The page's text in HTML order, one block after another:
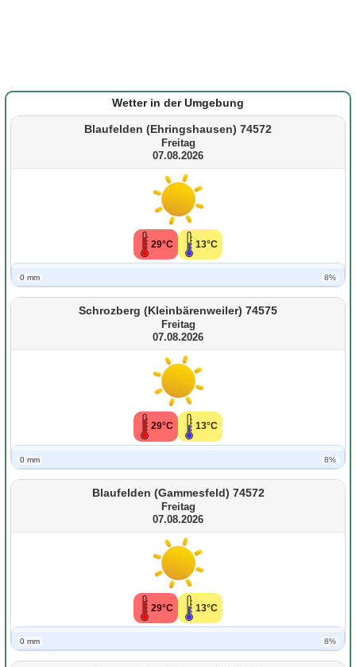
Wetter in der Umgebung
Blaufelden (Ehringshausen) 74572
Freitag
07.08.2026
29°C 13°C
0 mm 8%
Schrozberg (Kleinbärenweiler) 74575
Freitag
07.08.2026
29°C 13°C
0 mm 8%
Blaufelden (Gammesfeld) 74572
Freitag
07.08.2026
29°C 13°C
0 mm 8%